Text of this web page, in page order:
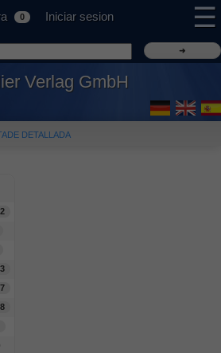
0 Iniciar sesion ☰
Verlag GmbH
DETALLADA